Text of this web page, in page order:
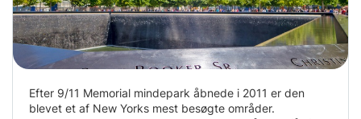
Efter 9/11 Memorial mindepark åbnede i 2011 er den
blevet et af New Yorks mest besøgte områder.